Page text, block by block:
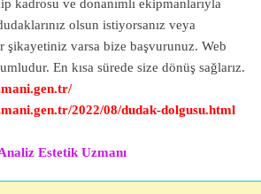
kadrosu ve donanımlı ekipmanlarıyla
olsun istiyorsanız veya
şikayetiniz varsa bize başvurunuz. Web
En kısa sürede size dönüş sağlarız.
2022/08/dudak-dolgusu.html
Estetik Uzmanı